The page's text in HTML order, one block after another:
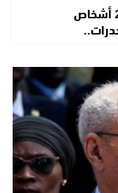
فرقة مكافحة العصابات طَاحْتْ عْلَى 2 أشخاص